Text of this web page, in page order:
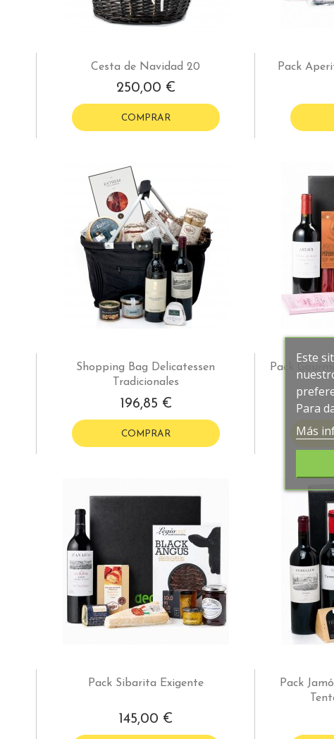
Cesta de Navidad 20
250,00 €
COMPRAR
Pack
Shopping Bag Delicatessen
Tradicionales
196,85 €
COMPRAR
Pack
Pack Sibarita Exigente
145,00 €
Pack
Este
Para
Más